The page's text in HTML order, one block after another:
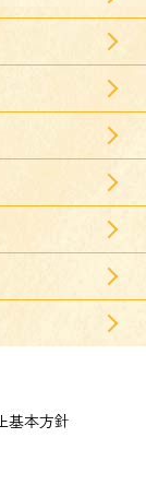
基本方針